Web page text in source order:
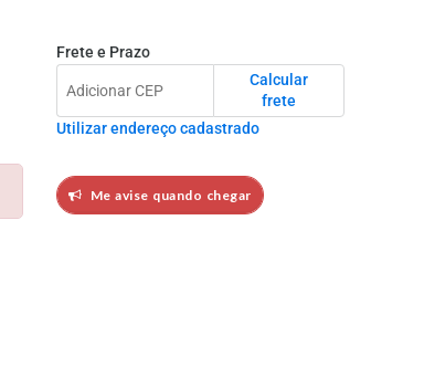
Frete e Prazo
Calcular
frete
Utilizar endereço cadastrado
Me avise quando chegar